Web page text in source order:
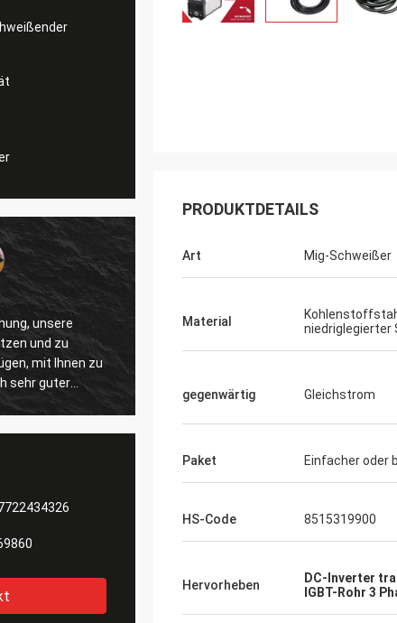
unsere
und zu
mit Ihnen zu
sehr guter
ständig. Die
Ich werde zur Zusammenarbeit mit
wirklich, und der Preis ist angemessen
und wettbewerbsfähig, fahren wir fort,
PRODUKTDETAILS
Art Mig-Schweißer
Material
niedriglegierter
gegenwärtig Gleichstrom
Paket Einfacher oder
HS-Code 8515319900
Hervorheben DC-Inverter
IGBT-Rohr 3